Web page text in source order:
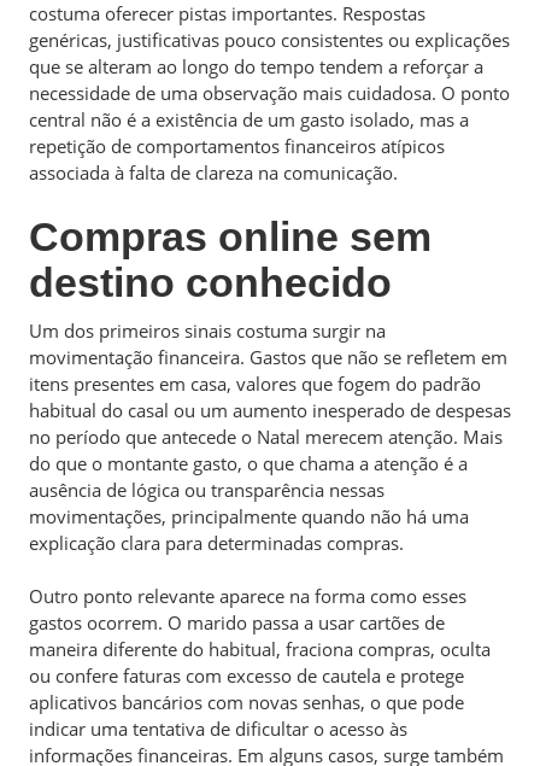
costuma oferecer pistas importantes. Respostas
genéricas, justificativas pouco consistentes ou explicações
que se alteram ao longo do tempo tendem a reforçar a
necessidade de uma observação mais cuidadosa. O ponto
central não é a existência de um gasto isolado, mas a
repetição de comportamentos financeiros atípicos
associada à falta de clareza na comunicação.
Compras online sem
destino conhecido
Um dos primeiros sinais costuma surgir na
movimentação financeira. Gastos que não se refletem em
itens presentes em casa, valores que fogem do padrão
habitual do casal ou um aumento inesperado de despesas
no período que antecede o Natal merecem atenção. Mais
do que o montante gasto, o que chama a atenção é a
ausência de lógica ou transparência nessas
movimentações, principalmente quando não há uma
explicação clara para determinadas compras.
Outro ponto relevante aparece na forma como esses
gastos ocorrem. O marido passa a usar cartões de
maneira diferente do habitual, fraciona compras, oculta
ou confere faturas com excesso de cautela e protege
aplicativos bancários com novas senhas, o que pode
indicar uma tentativa de dificultar o acesso às
informações financeiras. Em alguns casos, surge também